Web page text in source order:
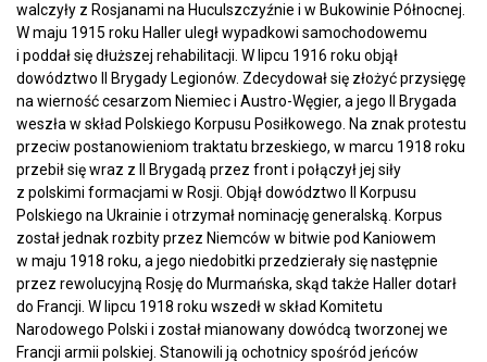
walczyły z Rosjanami na Huculszczyźnie i w Bukowinie Północnej.
W maju 1915 roku Haller uległ wypadkowi samochodowemu
i poddał się dłuższej rehabilitacji. W lipcu 1916 roku objął
dowództwo II Brygady Legionów. Zdecydował się złożyć przysięgę
na wierność cesarzom Niemiec i Austro-Węgier, a jego II Brygada
weszła w skład Polskiego Korpusu Posiłkowego. Na znak protestu
przeciw postanowieniom traktatu brzeskiego, w marcu 1918 roku
przebił się wraz z II Brygadą przez front i połączył jej siły
z polskimi formacjami w Rosji. Objął dowództwo II Korpusu
Polskiego na Ukrainie i otrzymał nominację generalską. Korpus
został jednak rozbity przez Niemców w bitwie pod Kaniowem
w maju 1918 roku, a jego niedobitki przedzierały się następnie
przez rewolucyjną Rosję do Murmańska, skąd także Haller dotarł
do Francji. W lipcu 1918 roku wszedł w skład Komitetu
Narodowego Polski i został mianowany dowódcą tworzonej we
Francji armii polskiej. Stanowili ją ochotnicy spośród jeńców